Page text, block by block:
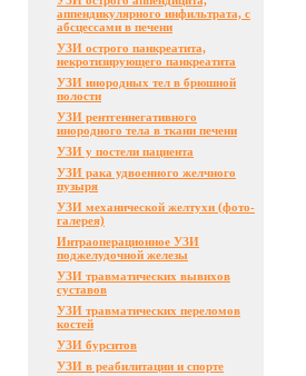
аппендикулярного инфильтрата, с
абсцессами в печени
УЗИ острого панкреатита,
некротизирующего панкреатита
УЗИ инородных тел в брюшной
полости
УЗИ рентгеннегативного
инородного тела в ткани печени
УЗИ у постели пациента
УЗИ рака удвоенного желчного
пузыря
УЗИ механической желтухи (фото-
галерея)
Интраоперационное УЗИ
поджелудочной железы
УЗИ травматических вывихов
суставов
УЗИ травматических переломов
костей
УЗИ бурситов
УЗИ в реабилитации и спорте